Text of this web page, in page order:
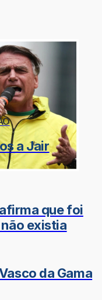
a Jair
que foi
existia
da Gama